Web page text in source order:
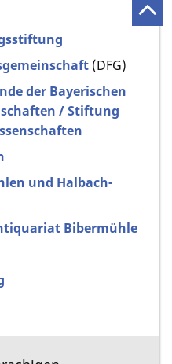
(DFG)
der Bayerischen
/ Stiftung
und Halbach-
Bibermühle